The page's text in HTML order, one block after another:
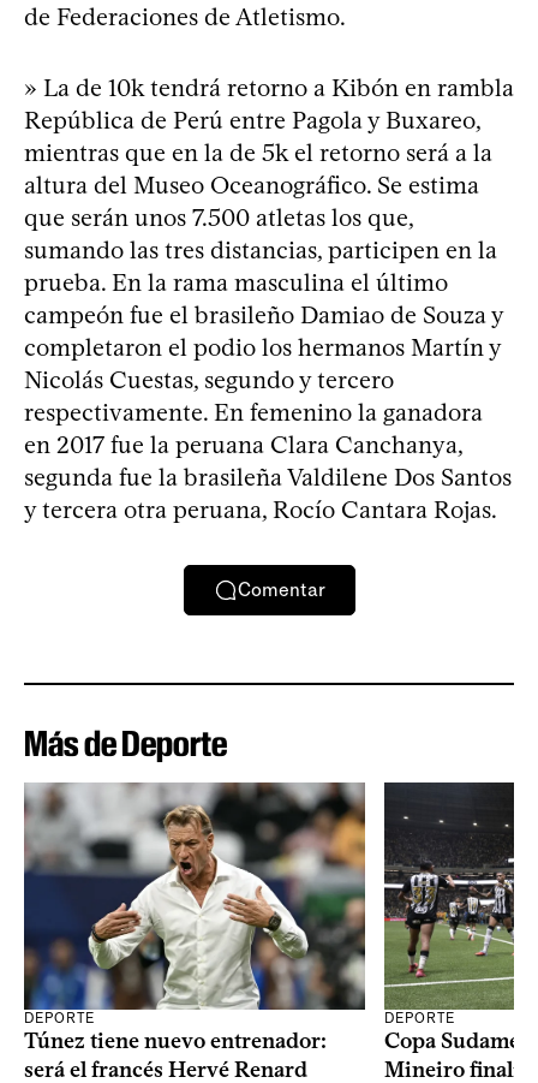
de Federaciones de Atletismo.
» La de 10k tendrá retorno a Kibón en rambla
República de Perú entre Pagola y Buxareo,
mientras que en la de 5k el retorno será a la
altura del Museo Oceanográfico. Se estima
que serán unos 7.500 atletas los que,
sumando las tres distancias, participen en la
prueba. En la rama masculina el último
campeón fue el brasileño Damiao de Souza y
completaron el podio los hermanos Martín y
Nicolás Cuestas, segundo y tercero
respectivamente. En femenino la ganadora
en 2017 fue la peruana Clara Canchanya,
segunda fue la brasileña Valdilene Dos Santos
y tercera otra peruana, Rocío Cantara Rojas.
Comentar
Más de Deporte
DEPORTE
Túnez tiene nuevo entrenador:
será el francés Hervé Renard
DEPORTE
Copa
Mineiro